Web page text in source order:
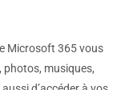
Microsoft 365 vous
musiques,